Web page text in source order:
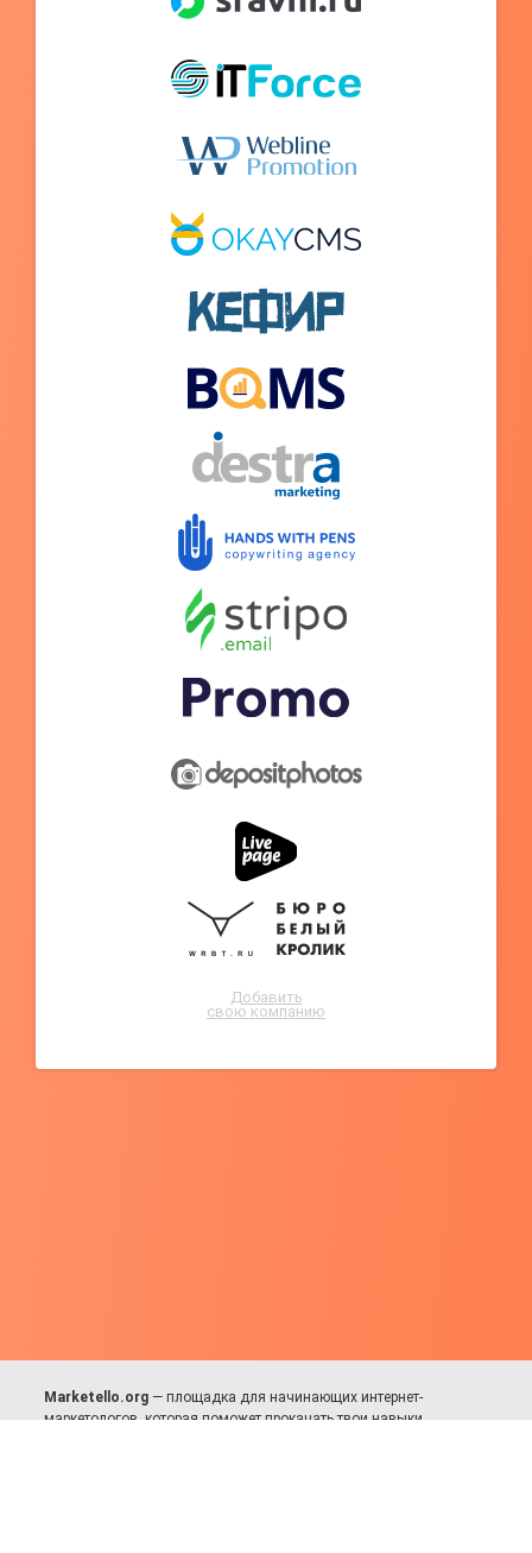
Добавить
свою компанию
Marketello.org — площадка для начинающих интернет-
маркетологов, которая поможет прокачать твои навыки.